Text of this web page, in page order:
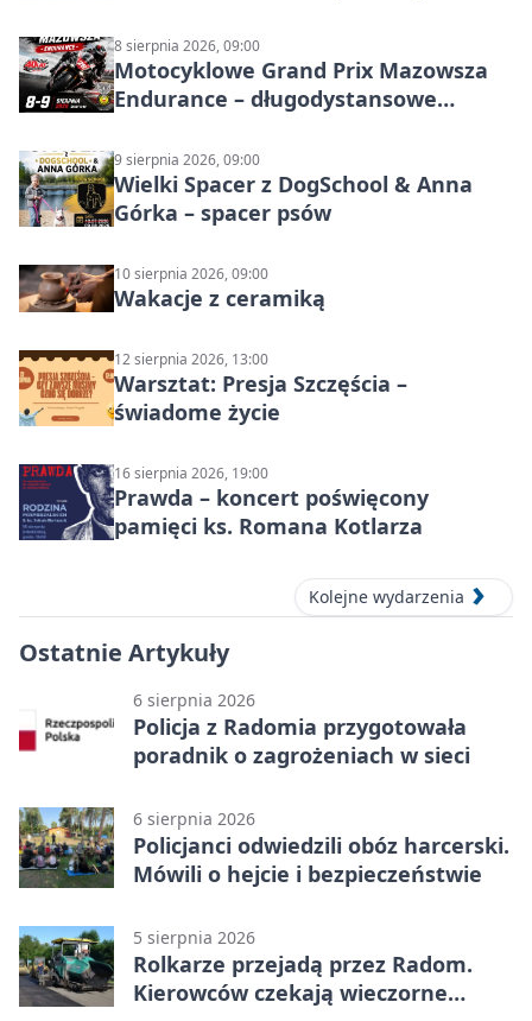
8 sierpnia 2026, 09:00
Motocyklowe Grand Prix Mazowsza
Endurance – długodystansowe
9 sierpnia 2026, 09:00
Wielki Spacer z DogSchool & Anna
Górka – spacer psów
10 sierpnia 2026, 09:00
Wakacje z ceramiką
12 sierpnia 2026, 13:00
Warsztat: Presja Szczęścia –
świadome życie
16 sierpnia 2026, 19:00
Prawda – koncert poświęcony
pamięci ks. Romana Kotlarza
Kolejne wydarzenia
Ostatnie Artykuły
6 sierpnia 2026
Policja z Radomia przygotowała
poradnik o zagrożeniach w sieci
6 sierpnia 2026
Policjanci odwiedzili obóz harcerski.
Mówili o hejcie i bezpieczeństwie
5 sierpnia 2026
Rolkarze przejadą przez Radom.
Kierowców czekają wieczorne